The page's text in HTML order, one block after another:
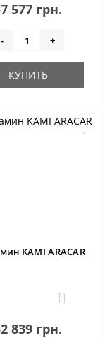
577 грн.
- +
КУПИТЬ
KAMI ARACAR
0
839 грн.